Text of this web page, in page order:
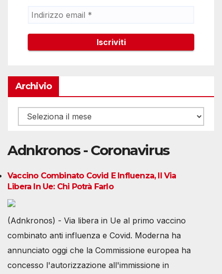
Archivio
Archivio
Adnkronos - Coronavirus
Vaccino Combinato Covid E Influenza, Il Via
Libera In Ue: Chi Potrà Farlo
(Adnkronos) - Via libera in Ue al primo vaccino
combinato anti influenza e Covid. Moderna ha
annunciato oggi che la Commissione europea ha
concesso l'autorizzazione all'immissione in